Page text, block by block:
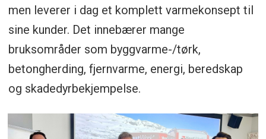
men leverer i dag et komplett varmekonsept til
sine kunder. Det innebærer mange
bruksområder som byggvarme-/tørk,
betongherding, fjernvarme, energi, beredskap
og skadedyrbekjempelse.